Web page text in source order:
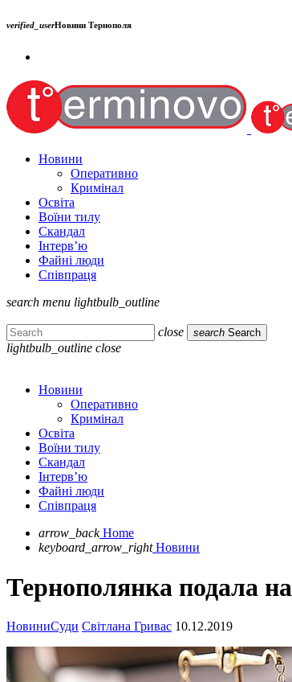
verified_userНовини Тернополя
Новини
Оперативно
Кримінал
Освіта
Воїни тилу
Скандал
Інтерв’ю
Файні люди
Співпраця
search menu lightbulb_outline
close search Search
lightbulb_outline close
Новини
Оперативно
Кримінал
Освіта
Воїни тилу
Скандал
Інтерв’ю
Файні люди
Співпраця
arrow_back Home
keyboard_arrow_right Новини
Тернополянка подала
НовиниСуди Світлана Гривас 10.12.2019